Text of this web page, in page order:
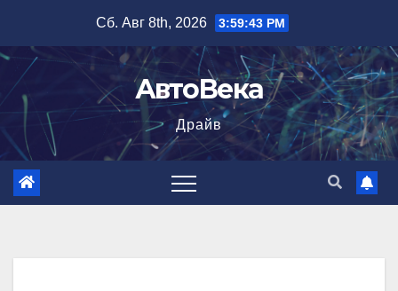
содержимому
Сб. Авг 8th, 2026 3:59:44 PM
АвтоВека
Драйв